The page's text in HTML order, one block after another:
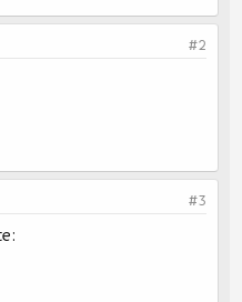
#2
#3